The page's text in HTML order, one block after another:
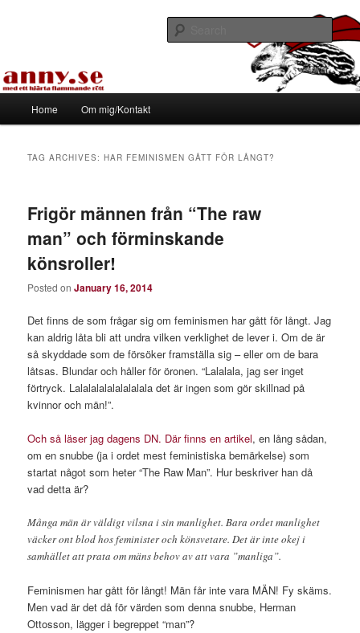
Tapirhen
Home Om mig/Kontakt
TAG ARCHIVES:HAR FEMINISMEN GÅTT FÖR LÅNGT?
Frigör männen från “The raw
man” och förminskande
könsroller!
Posted onJanuary 16, 2014
Det finns de som frågar sig om feminismen har gått för långt. Jag
kan aldrig låta bli att undra vilken verklighet de lever i. Om de är
så skyddade som de försöker framställa sig – eller om de bara
låtsas. Blundar och håller för öronen. “Lalalala, jag ser inget
förtryck. Lalalalalalalalalala det är ingen som gör skillnad på
kvinnor och män!”.
Och så läser jag dagens DN. Där finns en artikel, en lång sådan,
om en snubbe (ja i ordet mest feministiska bemärkelse) som
startat något som heter “The Raw Man”. Hur beskriver han då
vad detta är?
Många män är väldigt vilsna i sin manlighet. Bara ordet manlighet
väcker ont blod hos feminister och könsvetare. Det är inte okej i
samhället att prata om mäns behov av att vara ”manliga”.
Feminismen har gått för långt! Män får inte vara MÄN! Fy skäms.
Men vad är det då för värden som denna snubbe, Herman
Ottosson, lägger i begreppet “man”?